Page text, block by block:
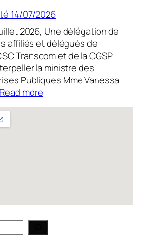
14/07/2026
2026, Une délégation de
affiliés et délégués de
Transcom et de la CGSP
la ministre des
Publiques Mme Vanessa
Read more: